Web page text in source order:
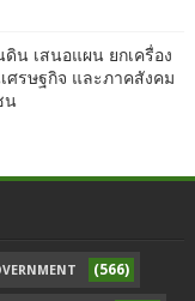
น เสนอแผน ยกเครื่อง
ศรษฐกิจ และภาคสังคม
น
(566)